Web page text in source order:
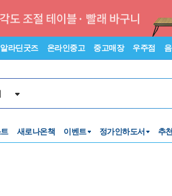
알라딘굿즈 온라인중고 중고매장 우주점
새로나온책 이벤트 정가인하도서 추